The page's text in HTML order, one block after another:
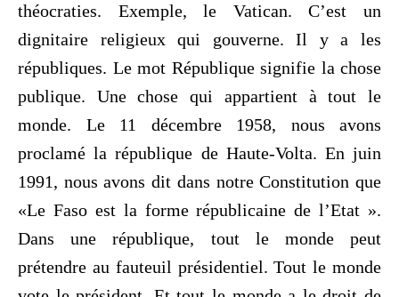
théocraties. Exemple, le Vatican. C’est un
dignitaire religieux qui gouverne. Il y a les
républiques. Le mot République signifie la chose
publique. Une chose qui appartient à tout le
monde. Le 11 décembre 1958, nous avons
proclamé la république de Haute-Volta. En juin
1991, nous avons dit dans notre Constitution que
«Le Faso est la forme républicaine de l’Etat ».
Dans une république, tout le monde peut
prétendre au fauteuil présidentiel. Tout le monde